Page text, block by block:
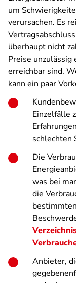
um
verursachen. Es
überhaupt nicht
Preise unzulässig
erreichbar sind.
kann ein paar
Einzelfälle
schlechten
Die
was bei
die
Anbieter,